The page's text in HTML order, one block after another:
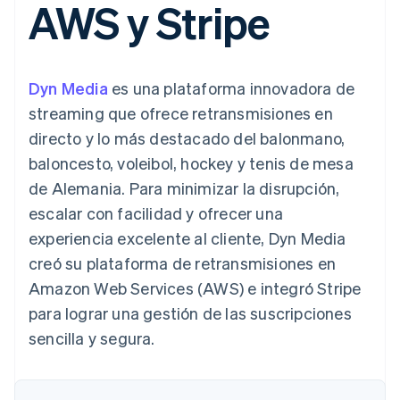
Métodos de
pago
Acceso a más
Pagos en
Authorization
Boost
Optimizaciones
de aceptación
Link
compra
acelerado
Financial
Connections
Datos de ctas.
financieras
Recognition
Automatización
contable
personalizados
Data Pipeline
Sincronización
de datos
Product roadmap
aplicación
Marketplaces
Gestión del dinero
Por sector
Empresas de IA
creadores
Videojuegos
Hostelería, viajes y ocio
Seguros
Medios de
comunicación y
Entidades sin ánimo de
Servicios para
suscripciones
Ofrecer facturación
basada en el consumo
Aprovisiona y gestiona
servicios con agentes
Recursos
Integraciones de
aplicaciones
Blog de
desarrolladores
Estado de la API
Empresa
Hoja de ruta del
nuestro evento anual
Empleo
Sala de prensa
Stripe Press
Contacta con ventas
Conviértete en socio
AWS y Stripe
Dyn Media es una plataforma innovadora de
streaming que ofrece retransmisiones en
directo y lo más destacado del balonmano,
baloncesto, voleibol, hockey y tenis de mesa
de Alemania. Para minimizar la disrupción,
escalar con facilidad y ofrecer una
experiencia excelente al cliente, Dyn Media
creó su plataforma de retransmisiones en
Amazon Web Services (AWS) e integró Stripe
para lograr una gestión de las suscripciones
sencilla y segura.